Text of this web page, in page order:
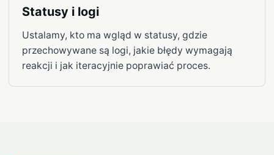
Statusy i logi
Ustalamy, kto ma wgląd w statusy, gdzie
przechowywane są logi, jakie błędy wymagają
reakcji i jak iteracyjnie poprawiać proces.